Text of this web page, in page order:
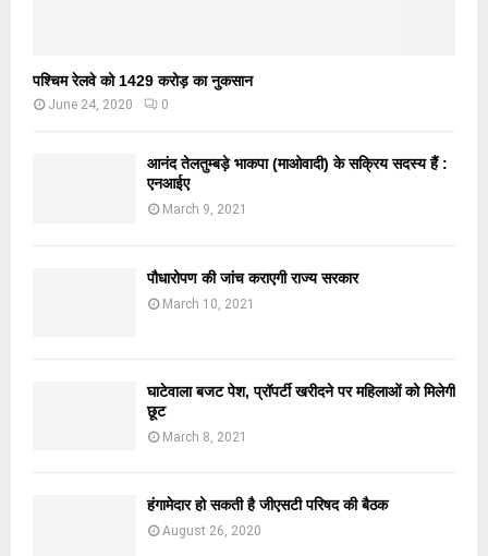
पश्चिम रेलवे को 1429 करोड़ का नुकसान
June 24, 2020 0
आनंद तेलतुम्बड़े भाकपा (माओवादी) के सक्रिय सदस्य हैं :
एनआईए
March 9, 2021
पौधारोपण की जांच कराएगी राज्य सरकार
March 10, 2021
घाटेवाला बजट पेश, प्रॉपर्टी खरीदने पर महिलाओं को मिलेगी
छूट
March 8, 2021
हंगामेदार हो सकती है जीएसटी परिषद की बैठक
August 26, 2020